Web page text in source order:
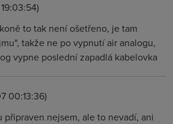
to tak není ošetřeno, je tam
takže ne po vypnutí air analogu,
vypne poslední zapadlá kabelovka
00:13:36)
připraven nejsem, ale to nevadí, ani